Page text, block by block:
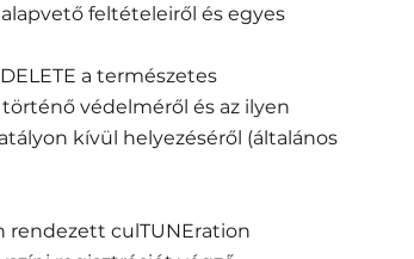
feltételeiről és egyes
a természetes
védelméről és az ilyen
kívül helyezéséről (általános
rendezett culTUNEration